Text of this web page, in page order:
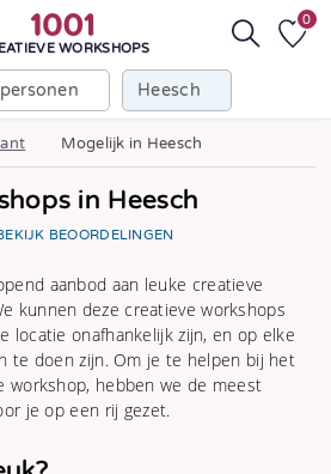
WORKSHOPS
Heesch
0
Mogelijk in Heesch
in Heesch
BEOORDELINGEN
aanbod aan leuke creatieve
kunnen deze creatieve workshops
locatie onafhankelijk zijn, en op elke
te doen zijn. Om je te helpen bij het
workshop, hebben we de meest
je op een rij gezet.